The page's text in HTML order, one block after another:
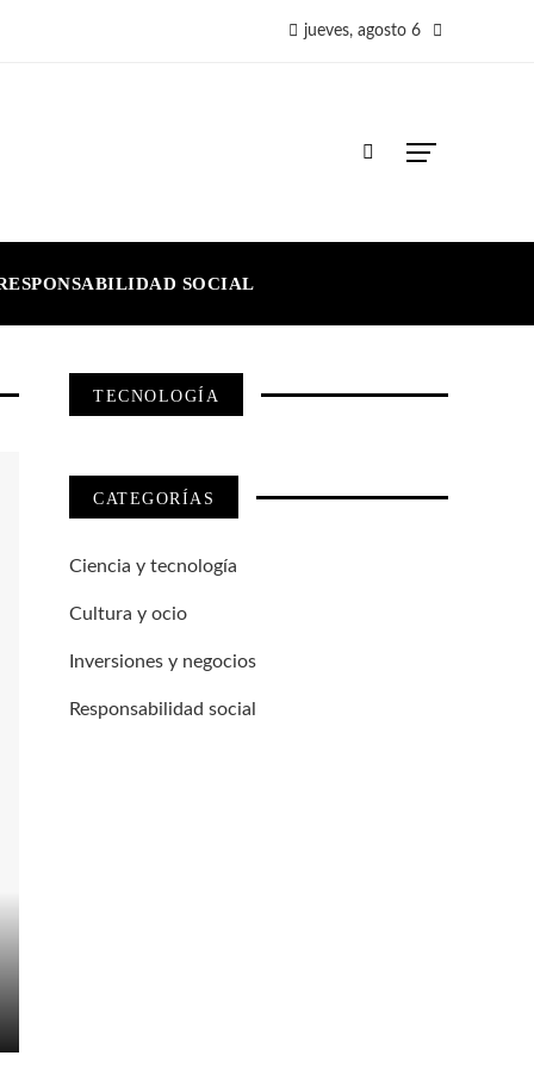
jueves, agosto 6
SOCIAL
TECNOLOGÍA
CATEGORÍAS
Ciencia y tecnología
Cultura y ocio
Inversiones y negocios
Responsabilidad social